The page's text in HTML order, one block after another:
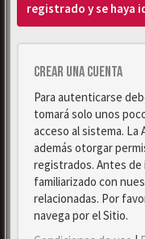
registrado y se haya
Crear una cuenta
Para autenticarse
tomará solo unos
acceso al sistema. La
además otorgar
registrados. Antes
familiarizado con
relacionadas. Por
navega por el Sitio.